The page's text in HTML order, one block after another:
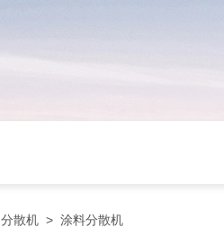
分散机 > 涂料分散机